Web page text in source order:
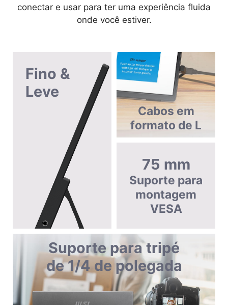
conectar e usar para ter uma experiência fluida
onde você estiver.
Fino &
Leve
Cabos em
formato de L
75 mm
Suporte para
montagem
VESA
Suporte para tripé
de 1/4 de polegada